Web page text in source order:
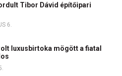
Tibor Dávid építőipari
6.
luxusbirtoka mögött a fiatal